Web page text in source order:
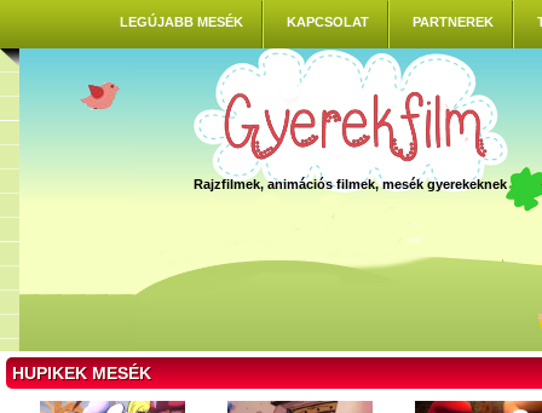
LEGÚJABB MESÉK KAPCSOLAT PARTNEREK
Rajzfilmek, animációs filmek, mesék gyerekeknek
HUPIKEK MESÉK